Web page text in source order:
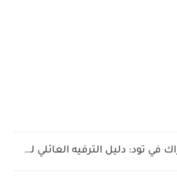
هل الاشتراك في تود يغنيك عن الرسيفر التقليدي؟ مقارنة شاملة...